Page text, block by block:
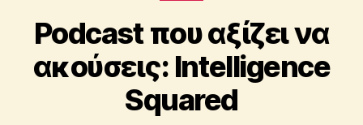
Podcast που αξίζει να
ακούσεις: Intelligence
Squared
A
p
o
s
t
o